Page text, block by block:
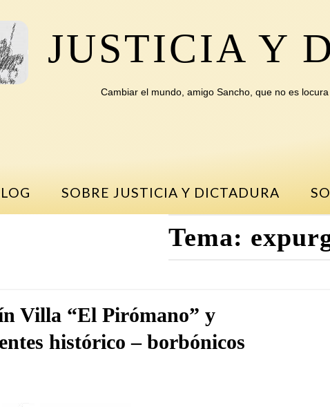
JUSTICIA Y
Cambiar el mundo, amigo Sancho, que no es
SOBRE JUSTICIA Y DICTADURA
Tema:
Villa “El Pirómano” y
histórico – borbónicos